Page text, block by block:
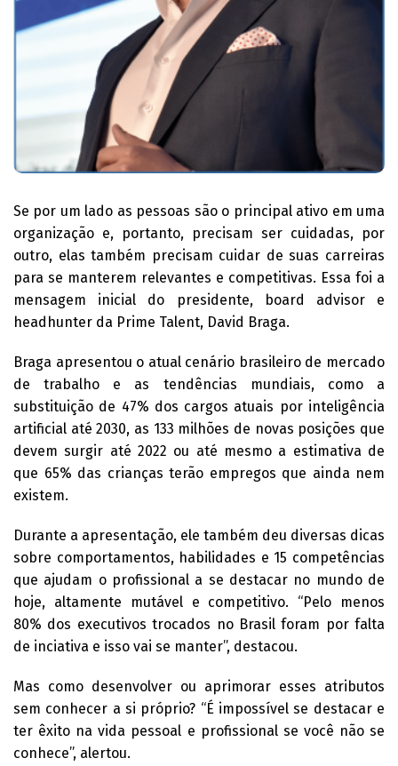
Se por um lado as pessoas são o principal ativo em uma
organização e, portanto, precisam ser cuidadas, por
outro, elas também precisam cuidar de suas carreiras
para se manterem relevantes e competitivas. Essa foi a
mensagem inicial do presidente, board advisor e
headhunter da Prime Talent, David Braga.
Braga apresentou o atual cenário brasileiro de mercado
de trabalho e as tendências mundiais, como a
substituição de 47% dos cargos atuais por inteligência
artificial até 2030, as 133 milhões de novas posições que
devem surgir até 2022 ou até mesmo a estimativa de
que 65% das crianças terão empregos que ainda nem
existem.
Durante a apresentação, ele também deu diversas dicas
sobre comportamentos, habilidades e 15 competências
que ajudam o profissional a se destacar no mundo de
hoje, altamente mutável e competitivo. “Pelo menos
80% dos executivos trocados no Brasil foram por falta
de inciativa e isso vai se manter”, destacou.
Mas como desenvolver ou aprimorar esses atributos
sem conhecer a si próprio? “É impossível se destacar e
ter êxito na vida pessoal e profissional se você não se
conhece”, alertou.